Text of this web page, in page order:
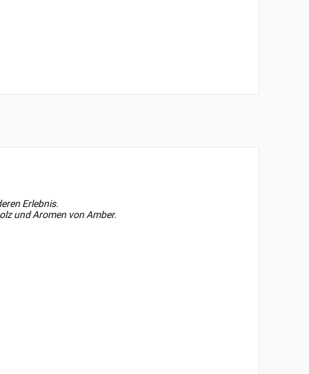
Erlebnis.
und Aromen von Amber.